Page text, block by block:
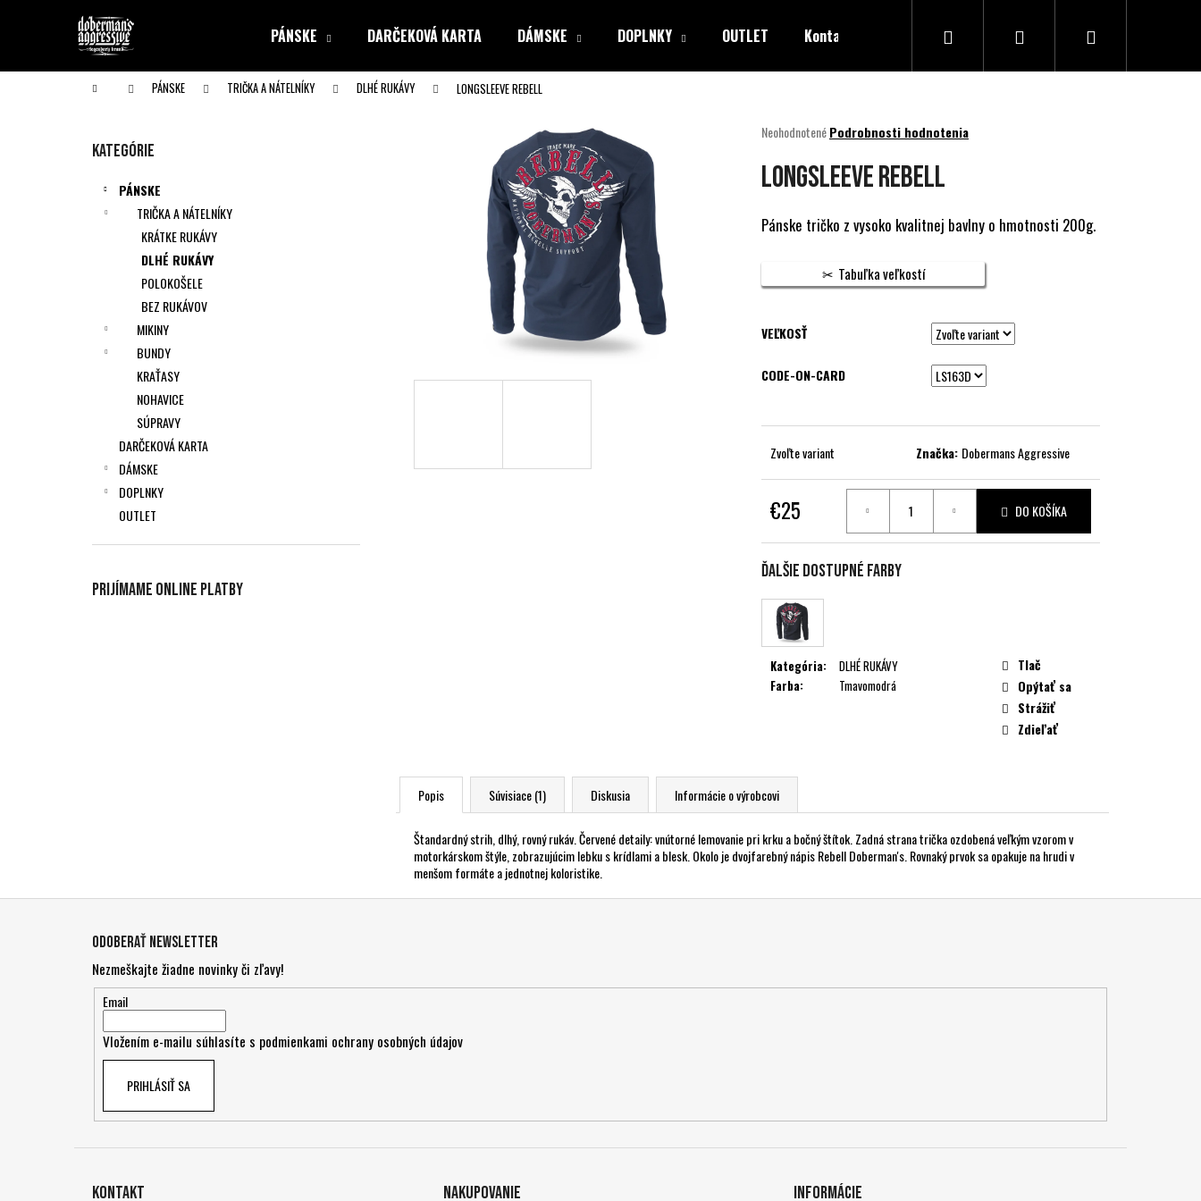
PÁNSKE DARČEKOVÁ KARTA DÁMSKE DOPLNKY OUTLET Kontakty Hľadať PrihlásenieNákupný
Domov PÁNSKE TRIČKA A NÁTELNÍKY DLHÉ RUKÁVY LONGSLEEVE REBELL
Preskočiť
Kategórie
PÁNSKE
TRIČKA A NÁTELNÍKY
KRÁTKE RUKÁVY
DLHÉ RUKÁVY
POLOKOŠELE
BEZ RUKÁVOV
MIKINY
BUNDY
KRAŤASY
NOHAVICE
SÚPRAVY
DARČEKOVÁ KARTA
DÁMSKE
DOPLNKY
OUTLET
Prijímame online platby
Priemerné
produktu
je
z
5
NeohodnotenéPodrobnosti hodnotenia
LONGSLEEVE REBELL
Pánske tričko z vysoko kvalitnej bavlny o hmotnosti 200g.
Tabuľka veľkostí
VEĽKOSŤ
CODE-ON-CARD
Zvoľte variant Značka: Dobermans Aggressive
€25
cena:
DO KOŠÍKA
Ďalšie dostupné farby
Kategória:
DLHÉ RUKÁVY
Farba: Tmavomodrá
Tlač
Opýtať sa
Strážiť
Zdieľať
Popis Súvisiace (1) Diskusia Informácie o výrobcovi
Štandardný strih, dlhý, rovný rukáv. Červené detaily: vnútorné lemovanie pri krku a bočný štítok. Zadná strana trička ozdobená veľkým vzorom v
motorkárskom štýle, zobrazujúcim lebku s krídlami a blesk. Okolo je dvojfarebný nápis Rebell Doberman's. Rovnaký prvok sa opakuje na hrudi v
menšom formáte a jednotnej koloristike.
í
Späť
do obchodu
Späť
do obchodu
Čo potrebujete nájsť?
HĽADAŤ
Odporúčame
Odoberať newsletter
Nezmeškajte žiadne novinky či zľavy!
Email
Vložením e-mailu súhlasíte s podmienkami ochrany osobných údajov
PRIHLÁSIŤ SA
Kontakt Nakupovanie Informácie